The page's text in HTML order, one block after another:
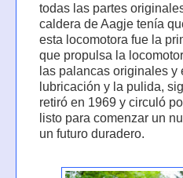
todas las partes
caldera de Aagje tenía
esta locomotora fue la
que propulsa la
las palancas originales
lubricación y la pulida,
retiró en 1969 y circuló
listo para comenzar un
un futuro duradero.